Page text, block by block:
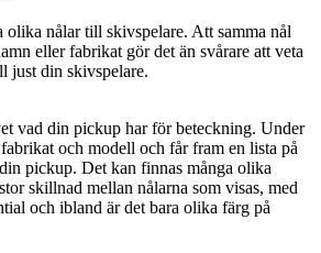
nålar till skivspelare. Att samma nål
eller fabrikat gör det än svårare att veta
just din skivspelare.
vad din pickup har för beteckning. Under
och modell och får fram en lista på
pickup. Det kan finnas många olika
skillnad mellan nålarna som visas, med
och ibland är det bara olika färg på